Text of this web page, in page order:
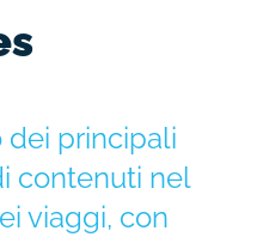
dei principali
contenuti nel
viaggi, con